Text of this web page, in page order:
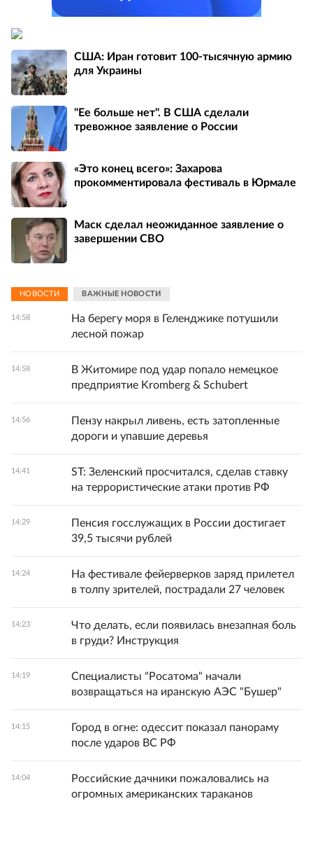
США: Иран готовит 100-тысячную армию
для Украины
"Ее больше нет". В США сделали
тревожное заявление о России
«Это конец всего»: Захарова
прокомментировала фестиваль в Юрмале
Маск сделал неожиданное заявление о
завершении СВО
НОВОСТИ ВАЖНЫЕ НОВОСТИ
14:58
На берегу моря в Геленджике потушили
лесной пожар
14:58
В Житомире под удар попало немецкое
предприятие Kromberg & Schubert
14:56
Пензу накрыл ливень, есть затопленные
дороги и упавшие деревья
14:41
ST: Зеленский просчитался, сделав ставку
на террористические атаки против РФ
14:29
Пенсия госслужащих в России достигает
39,5 тысячи рублей
14:24
На фестивале фейерверков заряд прилетел
в толпу зрителей, пострадали 27 человек
14:23
Что делать, если появилась внезапная боль
в груди? Инструкция
14:19
Специалисты "Росатома" начали
возвращаться на иранскую АЭС "Бушер"
14:15
Город в огне: одессит показал панораму
после ударов ВС РФ
14:04
Российские дачники пожаловались на
огромных американских тараканов